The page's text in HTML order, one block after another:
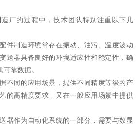
厂的过程中，技术团队特别注重以下几
件制造环境常存在振动、油污、温度波动
送器具备良好的环境适应性和稳定性，确
靠数据。
不同的应用场景，提供不同精度等级的产
的高精度要求，又在一般应用场景中提供
器作为自动化系统的一部分，需要与数显